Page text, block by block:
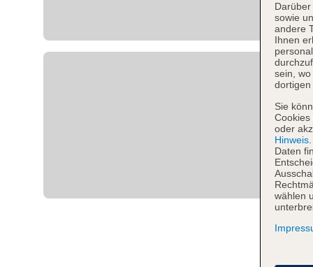
sowie
andere
Ihnen
sein,
Sie
Cookies
oder
Hinweis
Daten
wählen